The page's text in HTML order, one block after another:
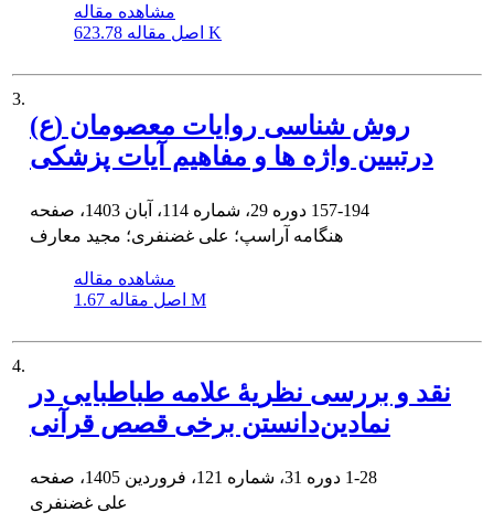
مشاهده مقاله
اصل مقاله 623.78 K
3.
روش شناسی روایات معصومان (ع)
درتبیین واژه ها و مفاهیم آیات پزشکی
157-194
هنگامه آراسپ؛ علی غضنفری؛ مجید معارف
مشاهده مقاله
اصل مقاله 1.67 M
4.
نقد و بررسی نظریۀ علامه طباطبایی در
نمادین‌دانستن برخی قصص قرآنی
1-28
علی غضنفری